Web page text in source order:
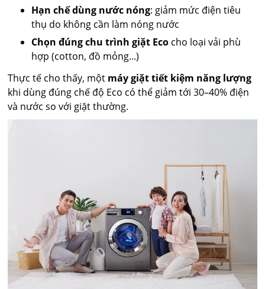
Hạn chế dùng nước nóng: giảm mức điện tiêu
thụ do không cần làm nóng nước
Chọn đúng chu trình giặt Eco cho loại vải phù
hợp (cotton, đồ mỏng...)
Thực tế cho thấy, một máy giặt tiết kiệm năng lượng
khi dùng đúng chế độ Eco có thể giảm tới 30–40% điện
và nước so với giặt thường.